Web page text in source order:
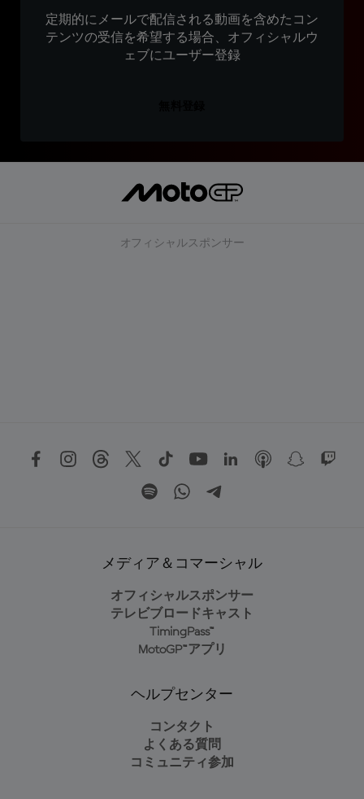
定期的にメールで配信される動画を含めたコン
テンツの受信を希望する場合、オフィシャルウ
ェブにユーザー登録
オフィシャルスポンサー
メディア＆コマーシャル
オフィシャルスポンサー
テレビブロードキャスト
TimingPass™
MotoGP™アプリ
ヘルプセンター
コンタクト
よくある質問
コミュニティ参加